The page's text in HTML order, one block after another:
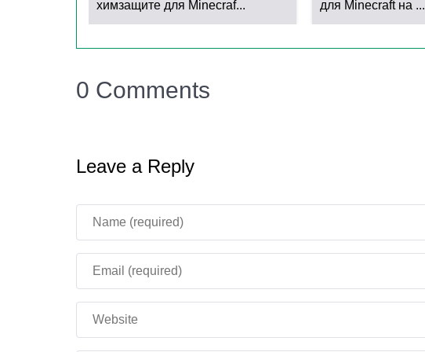
химзащите для Minecraf... для Minecraft на ...
0 Comments
Leave a Reply